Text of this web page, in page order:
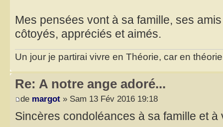
Mes pensées vont à sa famille, ses
côtoyés, appréciés et aimés.
Un jour je partirai vivre en Théorie, car en
Re: A notre ange adoré...
de margot » Sam 13 Fév 2016 19:18
Sincères condoléances à sa famille et